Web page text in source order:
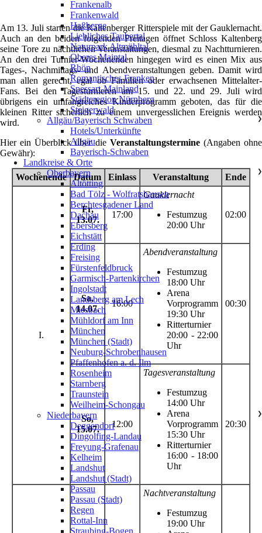
Am 13. Juli starten die Kaltenberger Ritterspiele mit der Gauklernacht.
Auch an den beiden folgenden Freitagen öffnet Schloss Kaltenberg
seine Tore zu nächtlichen Veranstaltungen, diesmal zu Nachtturnieren.
An den drei Turnier-Wochenenden hingegen wird es einen Mix aus
Tages-, Nachmittags- und Abendveranstaltungen geben. Damit wird
man allen gerecht, egal ob Familien oder erwachsenen Mittelalter-
Fans. Bei den Tagesturnieren am 15. und 22. und 29. Juli wird
übrigens ein umfangreiches Kinderprogramm geboten, das für die
kleinen Ritter sicherlich zu einem unvergesslichen Ereignis werden
wird.
Hier ein Überblick über die Veranstaltungstermine (Angaben ohne
Gewähr):
Wochenende Datum Einlass Veranstaltung Ende
I.
Fr,
13.07.
17:00
Gauklernacht
Festumzug
20:00 Uhr
02:00
Sa,
14.07.
16:00
Abendveranstaltung
Festumzug
18:00 Uhr
Arena
Vorprogramm
19:30 Uhr
Ritterturnier
20:00 - 22:00
Uhr
00:30
So,
15.07.
12:00
Tagesveranstaltung
Festumzug
14:00 Uhr
Arena
Vorprogramm
15:30 Uhr
Ritterturnier
16:00 - 18:00
Uhr
20:30
Nachtveranstaltung
Festumzug
19:00 Uhr
Frankenalb
Frankenwald
Haßberge
Liebliches Taubertal
Naturpark Altmühltal
Oberes Maintal
Rhön
Romantisches Franken
Spessart-Mainland
Städteregion Nürnberg
Steigerwald
Allgäu/Bayerisch Schwaben
❯
Hotels/Unterkünfte
Allgäu
Bayerisch-Schwaben
Landkreise & Orte
Oberbayern
❯
Altötting
Bad Tölz - Wolfratshausen
Berchtesgadener Land
Dachau
Ebersberg
Eichstätt
Erding
Freising
Fürstenfeldbruck
Garmisch-Partenkirchen
Ingolstadt
Landsberg am Lech
Miesbach
Mühldorf am Inn
München
München (Stadt)
Neuburg-Schrobenhausen
Pfaffenhofen a. d. Ilm
Rosenheim
Starnberg
Traunstein
Weilheim-Schongau
Niederbayern
❯
Deggendorf
Dingolfing-Landau
Freyung-Grafenau
Kelheim
Landshut
Landshut (Stadt)
Passau
Passau (Stadt)
Regen
Rottal-Inn
Straubing-Bogen